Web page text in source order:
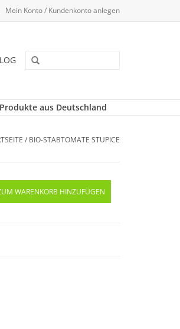
Mein Konto / Kundenkonto anlegen
aus Deutschland
/ BIO-STABTOMATE STUPICE
WARENKORB HINZUFÜGEN